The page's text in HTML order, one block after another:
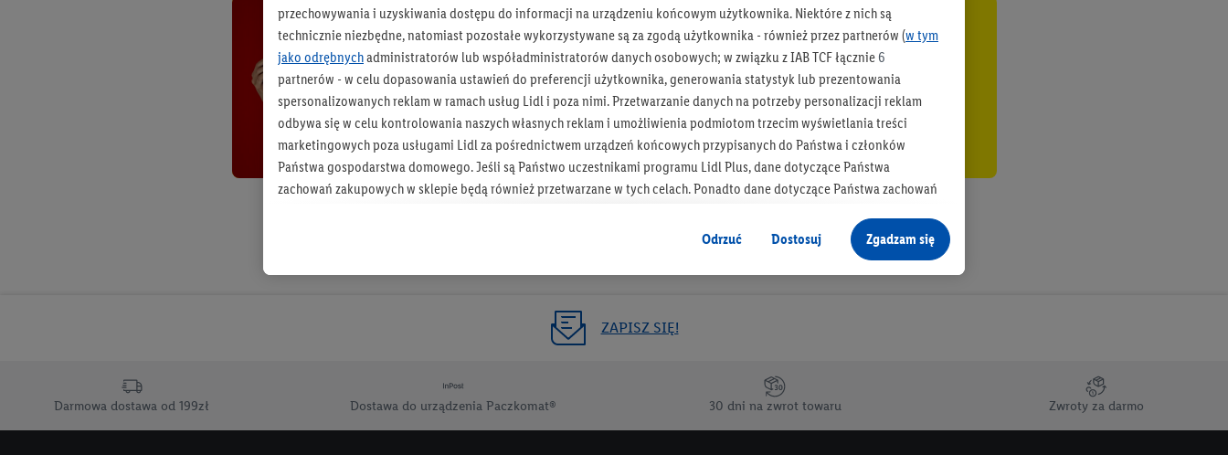
Bądź na bieżąco
Otrzymuj newsletter Lidla
Zapisz się!
ZAPISZ SIĘ!
Darmowa dostawa od 199zł Dostawa do urządzenia Paczkomat® 30 dni na zwrot towaru Zwroty za darmo
przechowywania i uzyskiwania dostępu do informacji na urządzeniu końcowym użytkownika. Niektóre z nich są
technicznie niezbędne, natomiast pozostałe wykorzystywane są za zgodą użytkownika - również przez partnerów (w tym
jako odrębnychadministratorów lub współadministratorów danych osobowych; w związku z IAB TCF łącznie 6
partnerów - w celu dopasowania ustawień do preferencji użytkownika, generowania statystyk lub prezentowania
spersonalizowanych reklam w ramach usług Lidl i poza nimi. Przetwarzanie danych na potrzeby personalizacji reklam
odbywa się w celu kontrolowania naszych własnych reklam i umożliwienia podmiotom trzecim wyświetlania treści
marketingowych poza usługami Lidl za pośrednictwem urządzeń końcowych przypisanych do Państwa i członków
Państwa gospodarstwa domowego. Jeśli są Państwo uczestnikami programu Lidl Plus, dane dotyczące Państwa
zachowań zakupowych w sklepie będą również przetwarzane w tych celach. Ponadto dane dotyczące Państwa zachowań
jako niezależny administrator danych
Tworzenie spersonalizowanych reklam opiera się na generowaniu profili, które są również wzbogacane o dane z innych
informacji z konta klienta - np. wieku lub płci - a także dokładnych danych dotyczących lokalizacji), również przez różne
urządzenia końcowe i usługi Lidl, w tym przechowywanie lub uzyskiwanie dostępu do informacji na urządzeniach
przetwarzanie odbywa się również w celu pomiaru wydajności/skuteczności reklamy, badania grup docelowych,
opracowywania ofert oraz zapewnienia bezpieczeństwa technicznego i optymalizacji wyświetlania konkretnych treści.
Odrzuć Dostosuj Zgadzam się